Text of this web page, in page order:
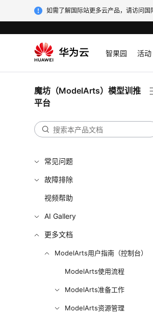
如需了解国际站更多云产品，请访问国
智果园 活动
魔坊（ModelArts）模型训推
平台
模型调用
镜像管理
算力资源管理
最佳实践
API参考
SDK参考
常见问题
故障排除
视频帮助
AI Gallery
更多文档
ModelArts用户指南（控制台）
ModelArts使用流程
ModelArts准备工作
ModelArts资源管理